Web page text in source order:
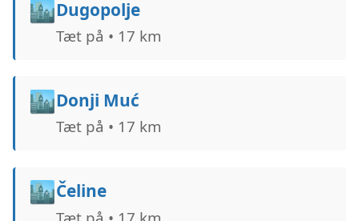
🏙️Dugopolje
Tæt på • 17 km
🏙️Donji Muć
Tæt på • 17 km
🏙️Čeline